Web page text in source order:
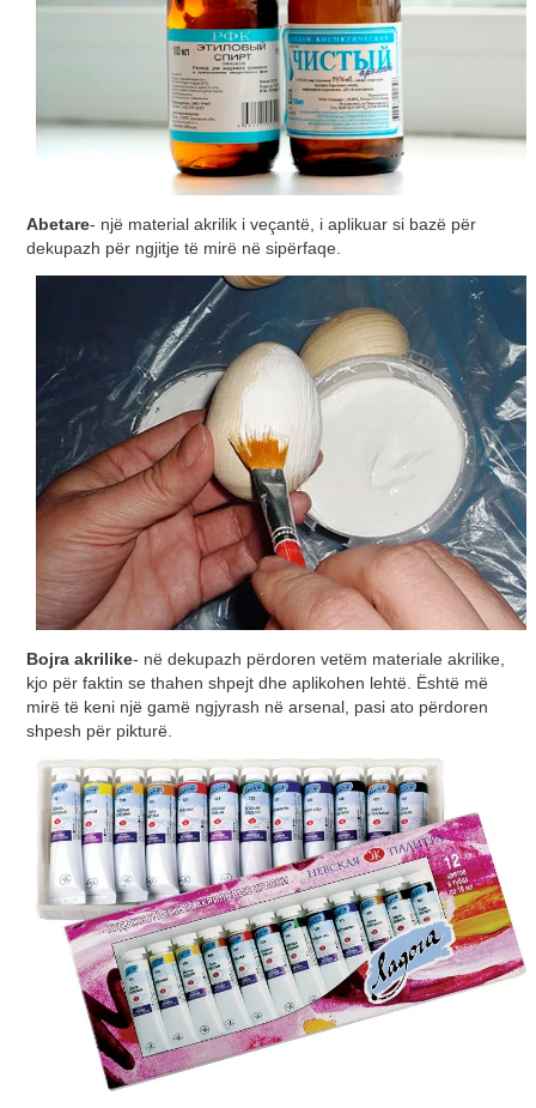
Abetare- një material akrilik i veçantë, i aplikuar si bazë për
dekupazh për ngjitje të mirë në sipërfaqe.
Bojra akrilike- në dekupazh përdoren vetëm materiale akrilike,
kjo për faktin se thahen shpejt dhe aplikohen lehtë. Është më
mirë të keni një gamë ngjyrash në arsenal, pasi ato përdoren
shpesh për pikturë.